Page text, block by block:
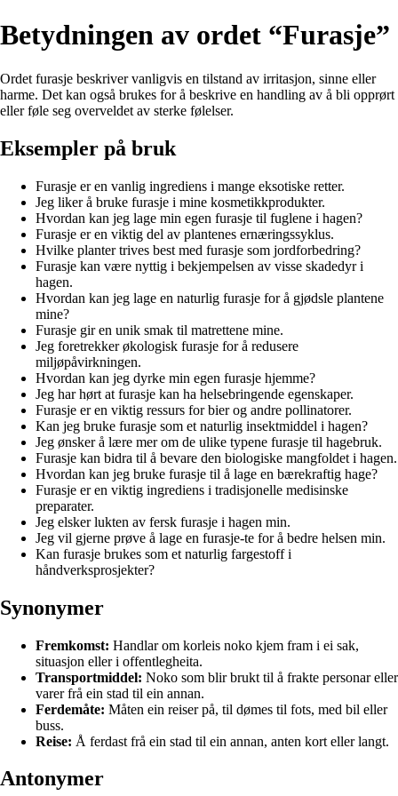
Betydningen av ordet “Furasje”
Ordet furasje beskriver vanligvis en tilstand av irritasjon, sinne eller
harme. Det kan også brukes for å beskrive en handling av å bli opprørt
eller føle seg overveldet av sterke følelser.
Eksempler på bruk
Furasje er en vanlig ingrediens i mange eksotiske retter.
Jeg liker å bruke furasje i mine kosmetikkprodukter.
Hvordan kan jeg lage min egen furasje til fuglene i hagen?
Furasje er en viktig del av plantenes ernæringssyklus.
Hvilke planter trives best med furasje som jordforbedring?
Furasje kan være nyttig i bekjempelsen av visse skadedyr i
hagen.
Hvordan kan jeg lage en naturlig furasje for å gjødsle plantene
mine?
Furasje gir en unik smak til matrettene mine.
Jeg foretrekker økologisk furasje for å redusere
miljøpåvirkningen.
Hvordan kan jeg dyrke min egen furasje hjemme?
Jeg har hørt at furasje kan ha helsebringende egenskaper.
Furasje er en viktig ressurs for bier og andre pollinatorer.
Kan jeg bruke furasje som et naturlig insektmiddel i hagen?
Jeg ønsker å lære mer om de ulike typene furasje til hagebruk.
Furasje kan bidra til å bevare den biologiske mangfoldet i hagen.
Hvordan kan jeg bruke furasje til å lage en bærekraftig hage?
Furasje er en viktig ingrediens i tradisjonelle medisinske
preparater.
Jeg elsker lukten av fersk furasje i hagen min.
Jeg vil gjerne prøve å lage en furasje-te for å bedre helsen min.
Kan furasje brukes som et naturlig fargestoff i
håndverksprosjekter?
Synonymer
Fremkomst: Handlar om korleis noko kjem fram i ei sak,
situasjon eller i offentlegheita.
Transportmiddel: Noko som blir brukt til å frakte personar eller
varer frå ein stad til ein annan.
Ferdemåte: Måten ein reiser på, til dømes til fots, med bil eller
buss.
Reise: Å ferdast frå ein stad til ein annan, anten kort eller langt.
Antonymer